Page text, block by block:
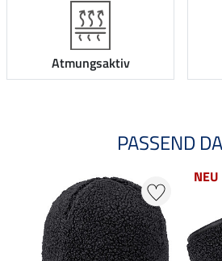
Atmungsaktiv
PASSEND
NEU